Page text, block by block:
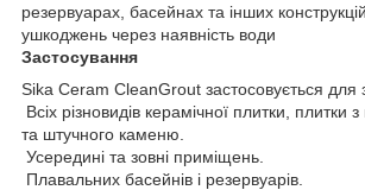
резервуарах, басейнах та інших
ушкоджень через наявність води
Застосування
Sika Ceram CleanGrout застосовується для
Всіх різновидів керамічної плитки, плитки
та штучного каменю.
Усередині та зовні приміщень.
Плавальних басейнів і резервуарів.